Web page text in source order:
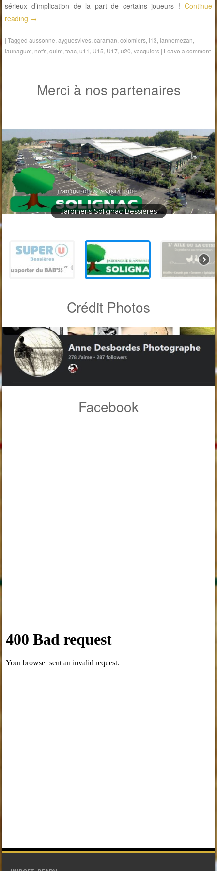
sérieux d’implication de la part de certains joueurs ! Continue
reading →
|Taggedaussonne ,ayguesvives ,caraman ,colomiers ,i13 lannemezan
launaguet net's ,quint ,toac ,u11 U15 U17 ,u20 ,vacquiers | Leave a comment
Merci à nos partenaires
Jardineris Solignac Bessières
Crédit Photos
Facebook